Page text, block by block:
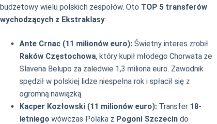
budżetowy wielu polskich zespołów. Oto TOP 5 transferów
wychodzących z Ekstraklasy:
Ante Crnac (11 milionów euro): Świetny interes zrobił
Raków Częstochowa, który kupił młodego Chorwata ze
Slavena Belupo za zaledwie 1,3 miliona euro. Zawodnik
spędził w polskiej lidze niespełna rok i spłacił się z
ogromną nawiązką.
Kacper Kozłowski (11 milionów euro): Transfer 18-
letniego wówczas Polaka z Pogoni Szczecin do